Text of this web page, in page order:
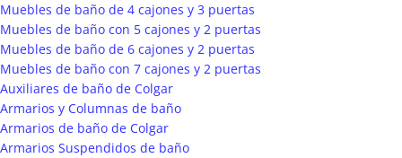
Muebles de baño de 4 cajones y 3 puertas
Muebles de baño con 5 cajones y 2 puertas
Muebles de baño de 6 cajones y 2 puertas
Muebles de baño con 7 cajones y 2 puertas
Auxiliares de baño de Colgar
Armarios y Columnas de baño
Armarios de baño de Colgar
Armarios Suspendidos de baño